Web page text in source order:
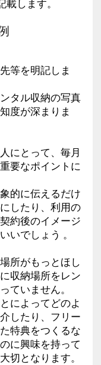
します。
等を明記しま
タル収納の写真
度が深まりま
にとって、毎月
要なポイントに
的に伝えるだけ
したり、利用の
約後のイメージ
いでしょう 。
所がもっとほし
収納場所をレン
ていません。
によってどのよ
したり、フリー
特典をつくるな
に興味を持って
切となります。